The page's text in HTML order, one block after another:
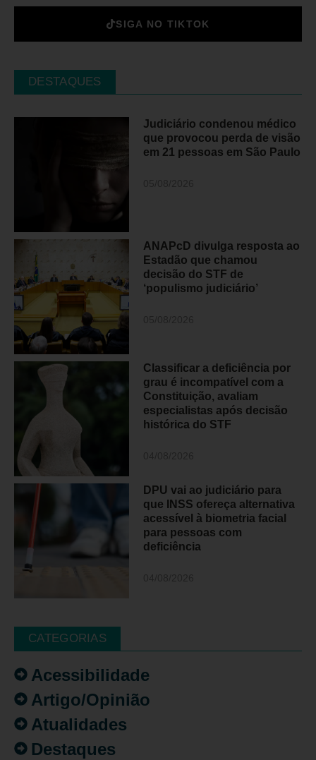
SIGA NO TIKTOK
DESTAQUES
Judiciário condenou médico
que provocou perda de visão
em 21 pessoas em São Paulo
ANAPcD divulga resposta ao
Estadão que chamou
decisão do STF de
‘populismo judiciário’
Classificar a deficiência por
grau é incompatível com a
Constituição, avaliam
especialistas após decisão
histórica do STF
DPU vai ao judiciário para
que INSS ofereça alternativa
acessível à biometria facial
para pessoas com
deficiência
CATEGORIAS
Acessibilidade
Artigo/Opinião
Atualidades
Destaques